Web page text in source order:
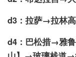
d3：拉萨→拉林
d4：巴松措→雅